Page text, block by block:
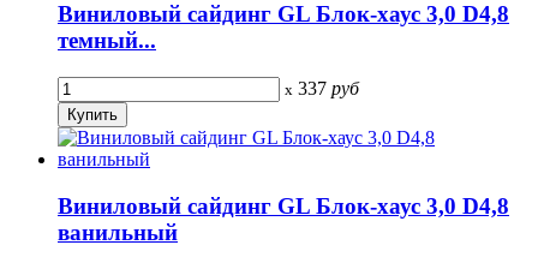
Виниловый сайдинг GL Блок-хаус 3,0 D4,8
темный...
x 337 руб
Виниловый сайдинг GL Блок-хаус 3,0 D4,8
ванильный